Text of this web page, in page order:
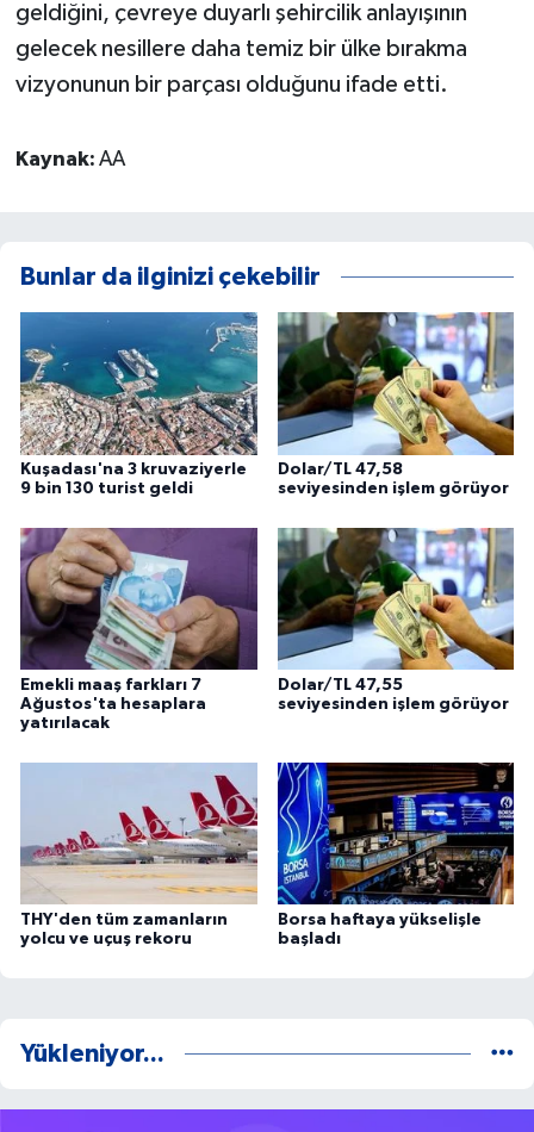
geldiğini, çevreye duyarlı şehircilik anlayışının
gelecek nesillere daha temiz bir ülke bırakma
vizyonunun bir parçası olduğunu ifade etti.
Kaynak: AA
Bunlar da ilginizi çekebilir
Kuşadası'na 3 kruvaziyerle
9 bin 130 turist geldi
Dolar/TL 47,58
seviyesinden işlem görüyor
Emekli maaş farkları 7
Ağustos'ta hesaplara
yatırılacak
Dolar/TL 47,55
seviyesinden işlem görüyor
THY'den tüm zamanların
yolcu ve uçuş rekoru
Borsa haftaya yükselişle
başladı
Yükleniyor...